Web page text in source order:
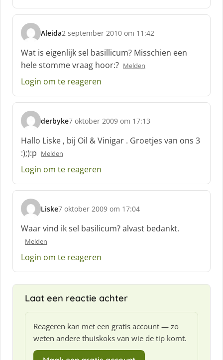
f
Aleida
s
c
h
r
e
f
2 september 2010 om 11:42
Wat is eigenlijk sel basillicum? Misschien een
hele stomme vraag hoor:? Melden
Login om te reageren
derbyke
s
c
h
r
e
f
7 oktober 2009 om 17:13
Hallo Liske , bij Oil & Vinigar . Groetjes van ons 3
:);):p Melden
Login om te reageren
Liske
s
c
h
e
:
7 oktober 2009 om 17:04
Waar vind ik sel basilicum? alvast bedankt.
Melden
Login om te reageren
Laat een reactie achter
Reageren kan met een gratis account — zo
weten andere thuiskoks van wie de tip komt.